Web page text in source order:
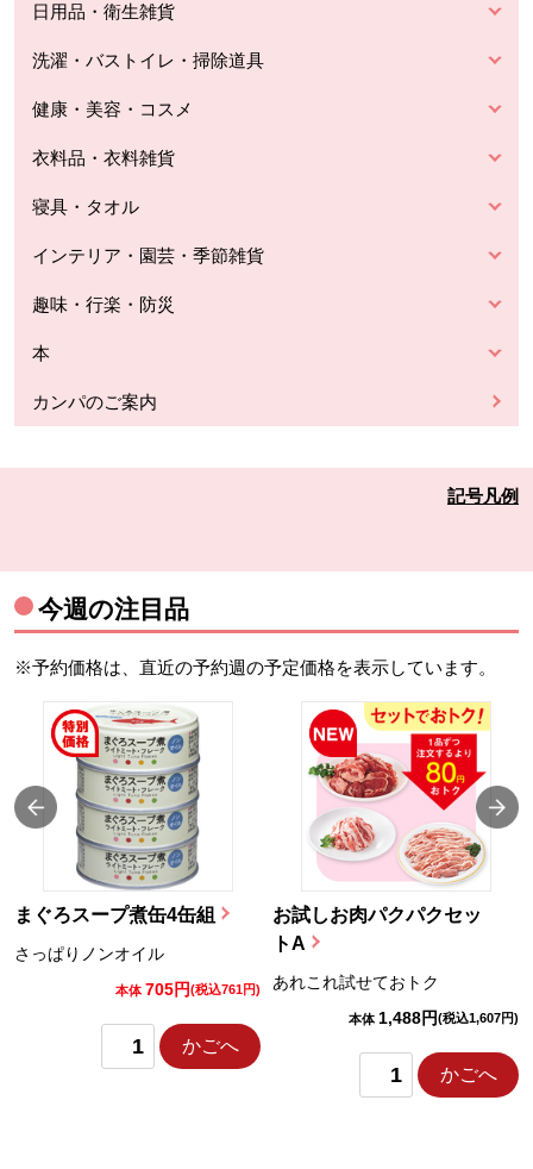
日用品・衛生雑貨
洗濯・バストイレ・掃除道具
健康・美容・コスメ
衣料品・衣料雑貨
寝具・タオル
インテリア・園芸・季節雑貨
趣味・行楽・防災
本
カンパのご案内
記号凡例
今週の注目品
※予約価格は、直近の予約週の予定価格を表示しています。
まぐろスープ煮缶4缶組
さっぱりノンオイル
本体 705円(税込761円)
かごへ
お試しお肉パクパクセッ
トA
あれこれ試せておトク
本体 1,488円(税込1,607円)
かごへ